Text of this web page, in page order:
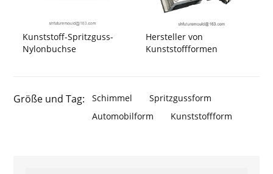
Kunststoff-Spritzguss-
Nylonbuchse
Hersteller von
Kunststoffformen
Größe und Tag: Schimmel
Spritzgussform
Automobilform
Kunststoffform